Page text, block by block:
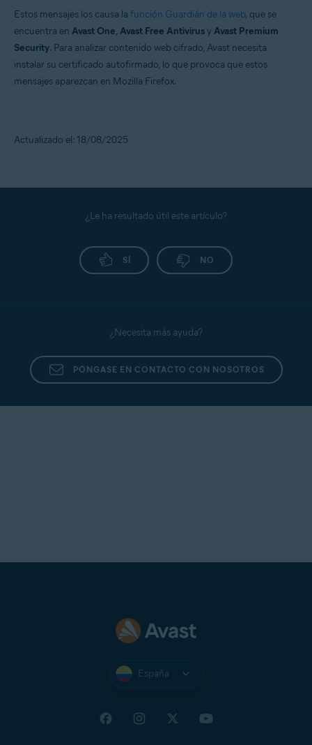
Estos mensajes los causa la función Guardián de la web, que se
encuentra en Avast One, Avast Free Antivirusy Avast Premium
Security. Para analizar contenido web cifrado, Avast necesita
instalar su certificado autofirmado, lo que provoca que estos
mensajes aparezcan en Mozilla Firefox.
Actualizado el: 18/08/2025
¿Le ha resultado útil este artículo?
SÍ NO
¿Necesita más ayuda?
PÓNGASE EN CONTACTO CON NOSOTROS
España